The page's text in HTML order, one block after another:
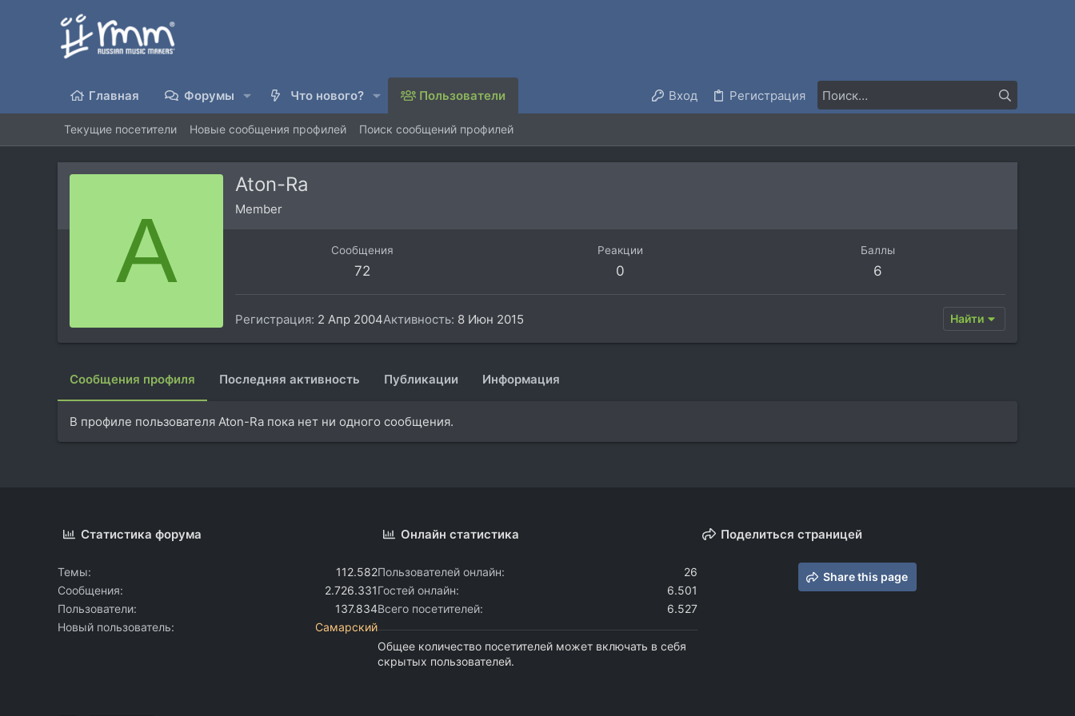
Главная Форумы Что нового? Пользователи Вход Регистрация
Текущие посетители Новые сообщения профилей Поиск сообщений профилей
A
Aton-Ra
Member
Сообщения
72
Реакции
0
Баллы
6
Регистрация 2 Апр 2004Активность 8 Июн 2015 Найти
Сообщения профиля Последняя активность Публикации Информация
В профиле пользователя Aton-Ra пока нет ни одного сообщения.
Статистика форума
Темы
112.582
Сообщения
2.726.331
Пользователи
137.834
Новый пользователь
Самарский
Онлайн статистика
Пользователей онлайн
26
Гостей онлайн
6.501
Всего посетителей
6.527
Общее количество посетителей может включать в себя
скрытых пользователей.
Поделиться страницей
Share this page